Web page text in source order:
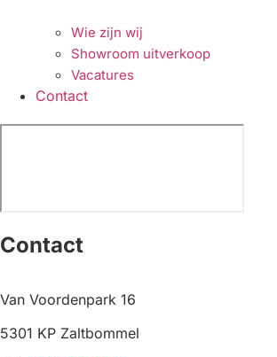
Wie zijn wij
Showroom uitverkoop
Vacatures
Contact
Contact
Van Voordenpark 16
5301 KP Zaltbommel